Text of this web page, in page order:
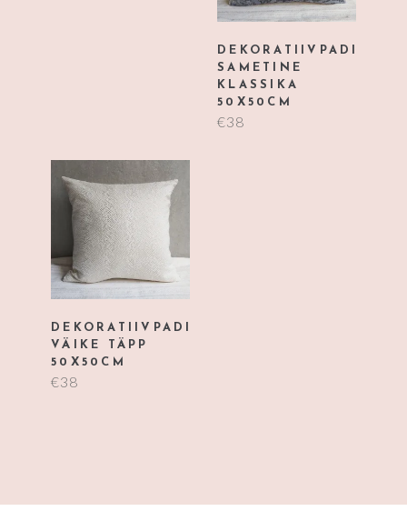
DEKORATIIVPADI
SAMETINE
KLASSIKA
50X50CM
€38
DEKORATIIVPADI
VÄIKE TÄPP
50X50CM
€38